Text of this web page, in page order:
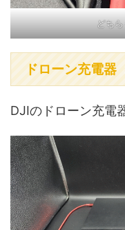
どち
ドローン充電器
DJIのドローン充電